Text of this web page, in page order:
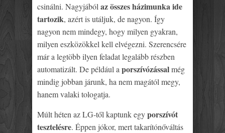
csinálni. Nagyjából az összes házimunka ide
tartozik, azért is utáljuk, de nagyon. Így
nagyon nem mindegy, hogy milyen gyakran,
milyen eszközökkel kell elvégezni. Szerencsére
már a legtöbb ilyen feladat legalább részben
automatizált. De például a porszívózássalmég
mindig jobban járunk, ha nem magától megy,
hanem valaki tologatja.
Múlt héten az LG-től kaptunk egyporszívót
tesztelésre. Éppen jókor, mert takarítónőváltás